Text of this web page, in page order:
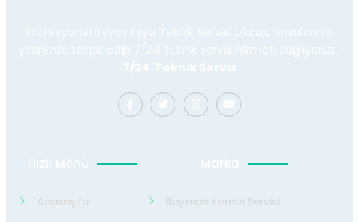
Profesyonel Beyaz Eşya Teknik Servisi olarak, arızalarınızı
yerinizde tespit edip 7/24 teknik servis hizmeti sağlıyoruz.
7/24 Teknik Servis
Hızlı Menü
Anasayfa
Marka
Baymak Kombi Servisi